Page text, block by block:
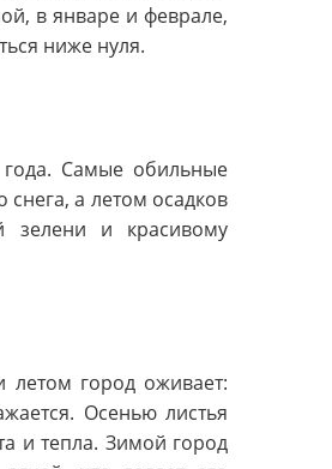
в январе и феврале,
ниже нуля.
Самые обильные
а летом осадков
зелени и красивому
летом город оживает:
Осенью листья
и тепла. Зимой город